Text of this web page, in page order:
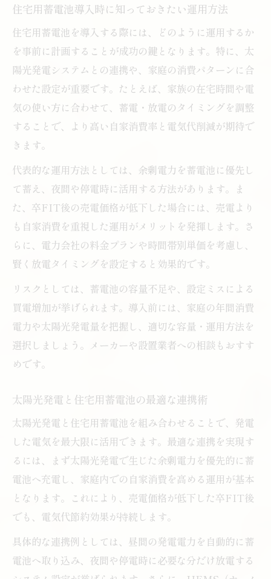
ト
余剰電力利用で住宅用蓄電池の節約効果ア
ップ
住宅用蓄電池の運用方法を工夫してコスト
削減
住宅用蓄電池と余剰電力の組み合わせ活用
ク
卒FIT後の余剰電力と自家消費率向上術
住宅用蓄電池で卒FIT後の余剰電力を有効
活用
卒FIT後の自家消費率を住宅用蓄電池で高
住宅用蓄電池が叶える卒FIT後の新しい電
力運用
余剰電力を住宅用蓄電池で賢く使うポイン
化
災害時にも頼れる住宅用蓄電池の魅力
住宅用蓄電池が災害時にも活躍する理由
余剰電力活用で非常時も安心な住宅用蓄電
池
住宅用蓄電池で停電時の電力確保を実現
住宅用蓄電池の災害対策としてのメリット
住宅用蓄電池で家族を守る備えを強化
住宅用蓄電池導入時に知っておきたい運用方法
住宅用蓄電池を導入する際には、どのように運用するか
を事前に計画することが成功の鍵となります。特に、太
陽光発電システムとの連携や、家庭の消費パターンに合
わせた設定が重要です。たとえば、家族の在宅時間や電
気の使い方に合わせて、蓄電・放電のタイミングを調整
することで、より高い自家消費率と電気代削減が期待で
きます。
代表的な運用方法としては、余剰電力を蓄電池に優先し
て蓄え、夜間や停電時に活用する方法があります。ま
た、卒FIT後の売電価格が低下した場合には、売電より
も自家消費を重視した運用がメリットを発揮します。さ
らに、電力会社の料金プランや時間帯別単価を考慮し、
賢く放電タイミングを設定すると効果的です。
リスクとしては、蓄電池の容量不足や、設定ミスによる
買電増加が挙げられます。導入前には、家庭の年間消費
電力や太陽光発電量を把握し、適切な容量・運用方法を
選択しましょう。メーカーや設置業者への相談もおすす
めです。
太陽光発電と住宅用蓄電池の最適な連携術
太陽光発電と住宅用蓄電池を組み合わせることで、発電
した電気を最大限に活用できます。最適な連携を実現す
るには、まず太陽光発電で生じた余剰電力を優先的に蓄
電池へ充電し、家庭内での自家消費を高める運用が基本
となります。これにより、売電価格が低下した卒FIT後
でも、電気代節約効果が持続します。
具体的な連携例としては、昼間の発電電力を自動的に蓄
電池へ取り込み、夜間や停電時に必要な分だけ放電する